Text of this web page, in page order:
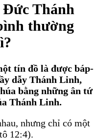
Ðức Thánh
thường
tín đồ là được báp-
dẫy Thánh Linh,
bằng những ân tứ
Thánh Linh.
nhưng chỉ có một
12:4).